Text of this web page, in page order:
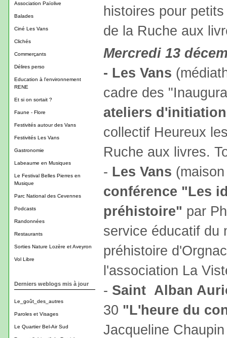
Association Païolive
Balades
Ciné Les Vans
Clichés
Commerçants
Délires perso
Education à l'environnement
RENE
Et si on sortait ?
Faune - Flore
Festivités autour des Vans
Festivités Les Vans
Gastronomie
Labeaume en Musiques
Le Festival Belles Pierres en
Musique
Parc National des Cevennes
Podcasts
Randonnées
Restaurants
Sorties Nature Lozère et Aveyron
Vol Libre
Derniers weblogs mis à jour
Le_goût_des_autres
Paroles et Visages
Le Quartier Bel-Air Sud
histoires pour
de la Ruche aux
Mercredi 13
- Les Vans
cadre des
ateliers
collectif Heureux
Ruche aux livres.
- Les Vans
conférence "Les
préhistoire" par
service éducatif du
préhistoire
l'association La
- Saint Alban
30 "L'heure du
Jacqueline